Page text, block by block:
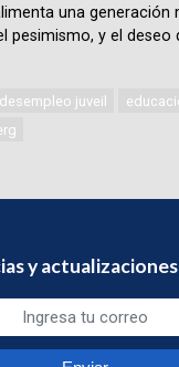
una generación
pesimismo, y el deseo
desempleo juveil
y